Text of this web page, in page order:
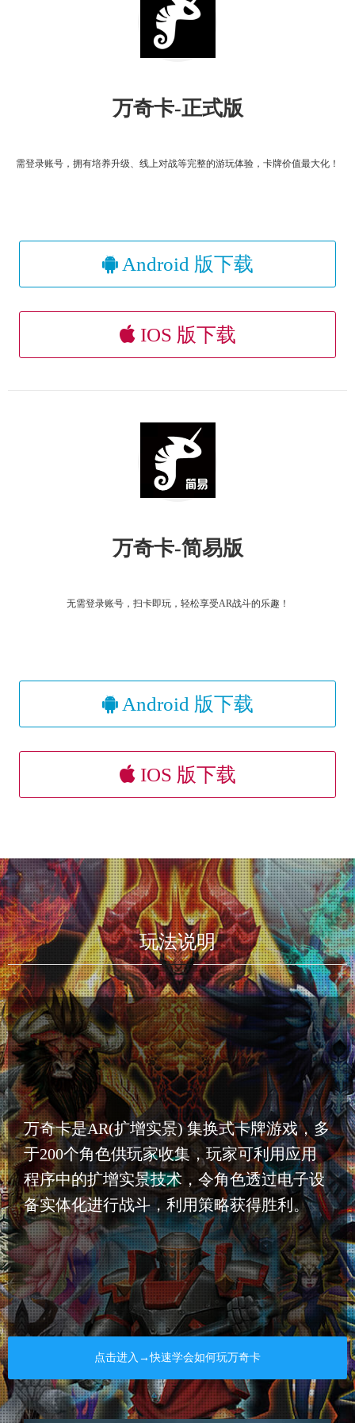
万奇卡-正式版
需登录账号，拥有培养升级、线上对战等完整的游玩体验，卡牌价值最大化！
Android 版下载
IOS 版下载
万奇卡-简易版
无需登录账号，扫卡即玩，轻松享受AR战斗的乐趣！
Android 版下载
IOS 版下载
玩法说明
万奇卡是AR(扩增实景) 集换式卡牌游戏，多
于200个角色供玩家收集，玩家可利用应用
程序中的扩增实景技术，令角色透过电子设
备实体化进行战斗，利用策略获得胜利。
点击进入→快速学会如何玩万奇卡